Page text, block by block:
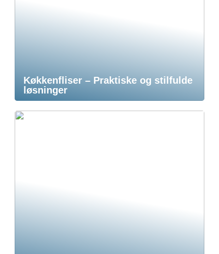
Køkkenfliser – Praktiske og stilfulde
løsninger